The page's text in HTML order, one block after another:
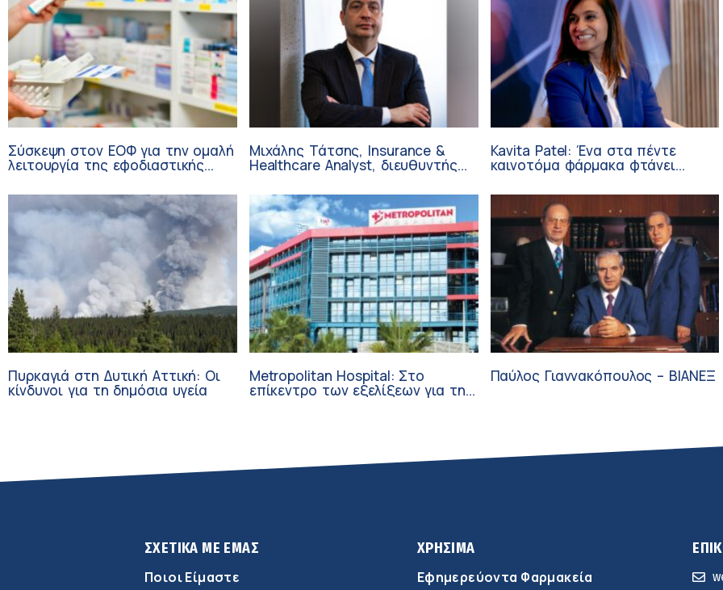
Σύσκεψη στον ΕΟΦ για την ομαλή
λειτουργία της εφοδιαστικής
διάρκεια του καλοκαιριού
Μιχάλης Τάτσης, Insurance &
Healthcare Analyst, διευθυντής
Ομίλου HHG
Kavita Patel: Ένα στα πέντε
καινοτόμα φάρμακα φτάνει
Πυρκαγιά στη Δυτική Αττική: Οι
κίνδυνοι για τη δημόσια υγεία
Metropolitan Hospital: Στο
επίκεντρο των εξελίξεων για την
Παύλος Γιαννακόπουλος – ΒΙΑΝΕΞ
ΣΧΕΤΙΚΑ ΜΕ ΕΜΑΣ
Ποιοι Είμαστε
ΧΡΗΣΙΜΑ
Εφημερεύοντα Φαρμακεία